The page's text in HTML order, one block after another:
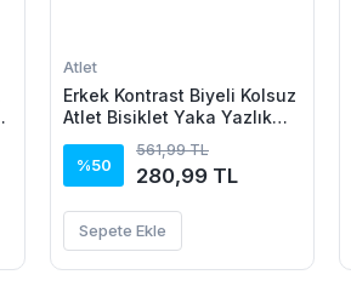
Atlet
Erkek Kontrast Biyeli Kolsuz
Atlet Bisiklet Yaka Yazlık
%50
561,99 TL
280,99 TL
Sepete Ekle